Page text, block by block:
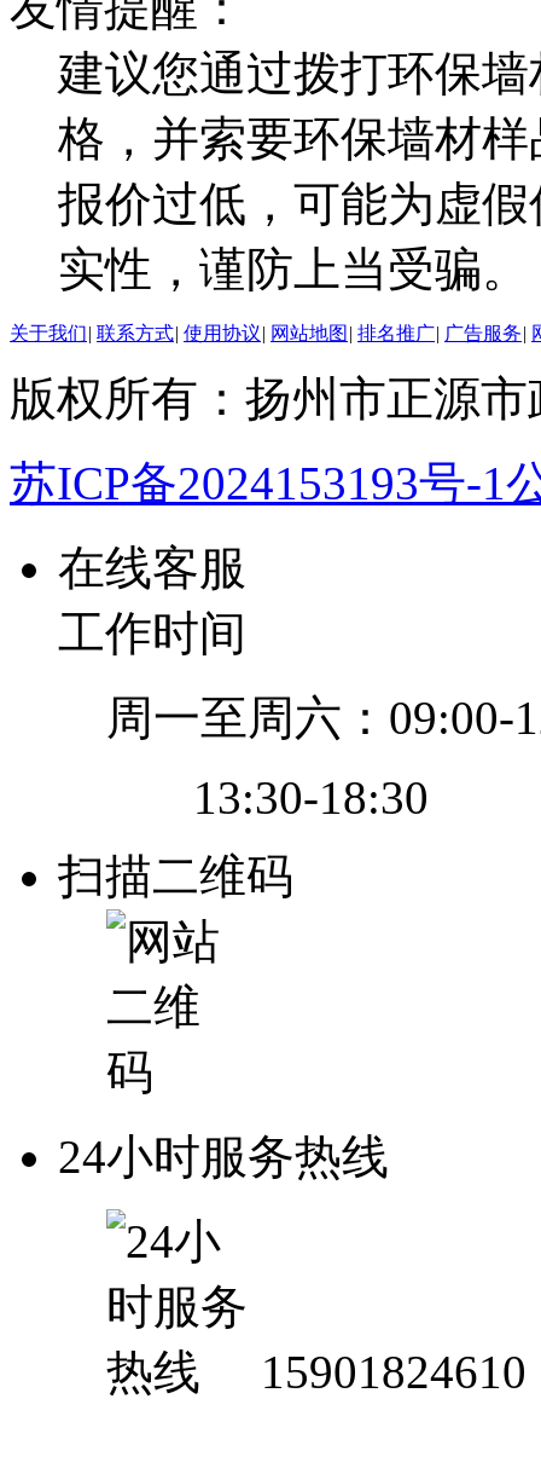
建议您通过拨打环保
格，并索要环保墙材
报价过低，可能为虚
实性，谨防上当受骗。
关于我们| 联系方式| 使用协议| 网站地图 | 排名推广| 广告服务|
版权所有：扬州市正源
苏ICP备2024153193号-1
在线客服
工作时间
周一至周六：09:00-
13:30-18:30
扫描二维码
24小时服务热线
15901824610